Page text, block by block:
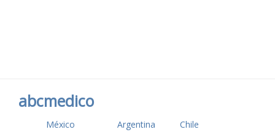
abcmedico
México Argentina Chile